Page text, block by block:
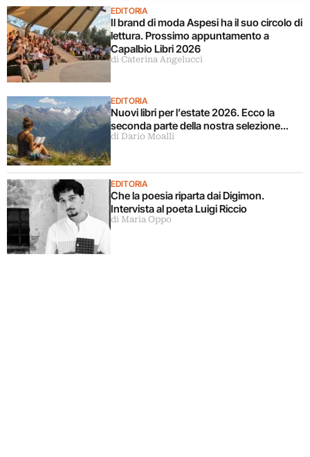
EDITORIA
Il brand di moda Aspesi ha il suo circolo di
lettura. Prossimo appuntamento a
Capalbio Libri 2026
di Caterina Angelucci
EDITORIA
Nuovi libri per l’estate 2026. Ecco la
seconda parte della nostra selezione…
di Dario Moalli
EDITORIA
Che la poesia riparta dai Digimon.
Intervista al poeta Luigi Riccio
di Maria Oppo